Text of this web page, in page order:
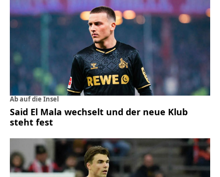
Ab auf die Insel
Said El Mala wechselt und der neue Klub
steht fest